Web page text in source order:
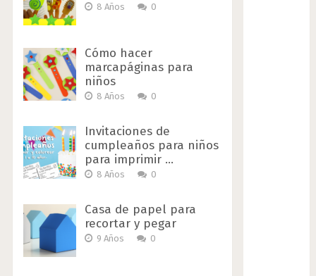
8 Años 0
Cómo hacer
marcapáginas para
niños
8 Años 0
Invitaciones de
cumpleaños para niños
para imprimir …
8 Años 0
Casa de papel para
recortar y pegar
9 Años 0